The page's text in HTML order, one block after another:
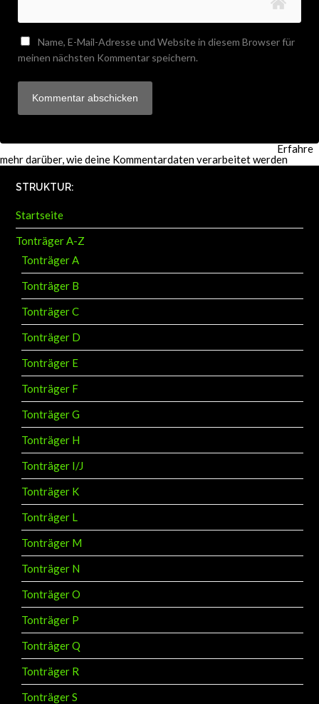
Name, E-Mail-Adresse und Website in diesem Browser für
meinen nächsten Kommentar speichern.
Diese Website verwendet Akismet, um Spam zu reduzieren.Erfahre
mehr darüber, wie deine Kommentardaten verarbeitet werden.
STRUKTUR:
Startseite
Tonträger A-Z
Tonträger A
Tonträger B
Tonträger C
Tonträger D
Tonträger E
Tonträger F
Tonträger G
Tonträger H
Tonträger I/J
Tonträger K
Tonträger L
Tonträger M
Tonträger N
Tonträger O
Tonträger P
Tonträger Q
Tonträger R
Tonträger S